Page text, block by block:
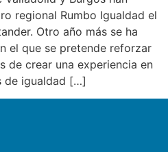
regional Rumbo Igualdad el
Otro año más se ha
el que se pretende reforzar
de crear una experiencia en
de igualdad […]